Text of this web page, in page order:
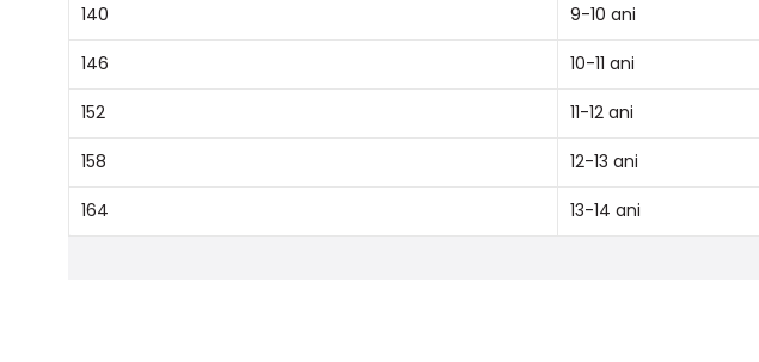
140 9-10 ani
146 10-11 ani
152 11-12 ani
158 12-13 ani
164 13-14 ani